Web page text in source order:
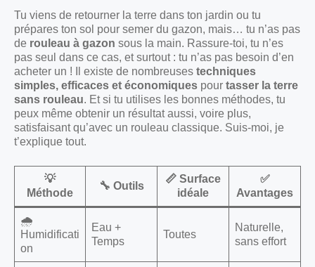
Tu viens de retourner la terre dans ton jardin ou tu
prépares ton sol pour semer du gazon, mais… tu n’as pas
de rouleau à gazon sous la main. Rassure-toi, tu n’es
pas seul dans ce cas, et surtout : tu n’as pas besoin d’en
acheter un ! Il existe de nombreuses techniques
simples, efficaces et économiques pour tasser la terre
sans rouleau. Et si tu utilises les bonnes méthodes, tu
peux même obtenir un résultat aussi, voire plus,
satisfaisant qu’avec un rouleau classique. Suis-moi, je
t’explique tout.
💡
Méthode
🔧 Outils
📏 Surface
idéale
✅
Avantages
🌧️
Humidificati
on
Eau +
Temps
Toutes
Naturelle,
sans effort